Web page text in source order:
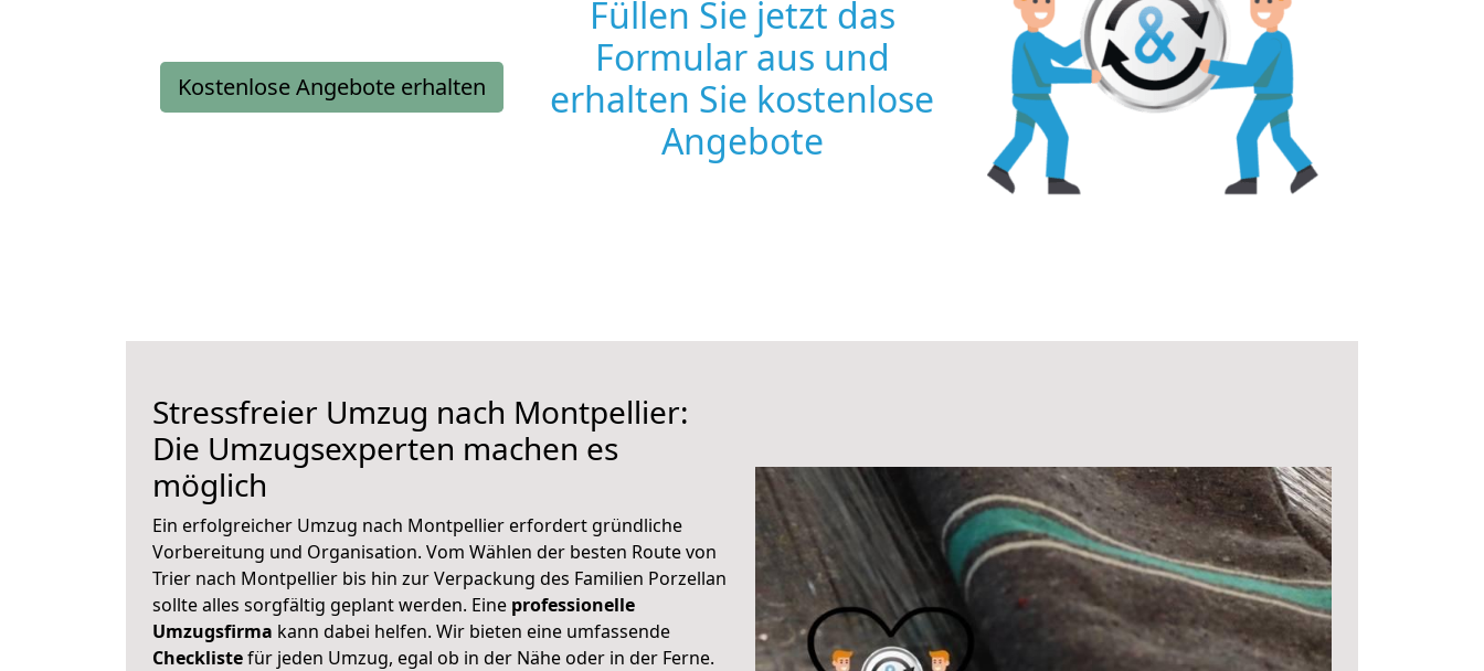
Kostenlose Angebote erhalten
Füllen Sie jetzt das
Formular aus und
erhalten Sie kostenlose
Angebote
Stressfreier Umzug nach Montpellier:
Die Umzugsexperten machen es
möglich
Ein erfolgreicher Umzug nach Montpellier erfordert gründliche
Vorbereitung und Organisation. Vom Wählen der besten Route von
Trier nach Montpellier bis hin zur Verpackung des Familien Porzellan
sollte alles sorgfältig geplant werden. Eine professionelle
Umzugsfirma kann dabei helfen. Wir bieten eine umfassende
Checklistefür jeden Umzug, egal ob in der Nähe oder in der Ferne.